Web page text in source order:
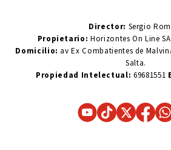
Director: Sergio
Propietario:Horizontes On Line
Domicilio: av Ex Combatientes de
Salta.
Propiedad Intelectual: 69681551